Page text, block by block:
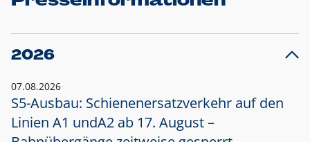
2026
07.08.2026
S5-Ausbau: Schienenersatzverkehr auf den
Linien A1 undA2 ab 17. August –